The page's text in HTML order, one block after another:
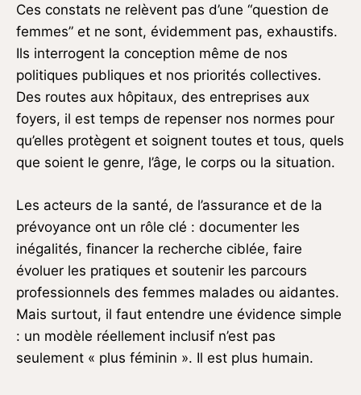
Ces constats ne relèvent pas d’une “question de
femmes” et ne sont, évidemment pas, exhaustifs.
Ils interrogent la conception même de nos
politiques publiques et nos priorités collectives.
Des routes aux hôpitaux, des entreprises aux
foyers, il est temps de repenser nos normes pour
qu’elles protègent et soignent toutes et tous, quels
que soient le genre, l’âge, le corps ou la situation.
Les acteurs de la santé, de l’assurance et de la
prévoyance ont un rôle clé : documenter les
inégalités, financer la recherche ciblée, faire
évoluer les pratiques et soutenir les parcours
professionnels des femmes malades ou aidantes.
Mais surtout, il faut entendre une évidence simple
: un modèle réellement inclusif n’est pas
seulement « plus féminin ». Il est plus humain.